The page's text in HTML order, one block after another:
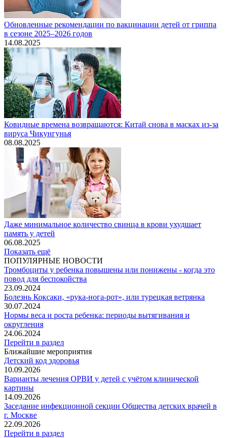
Обновленные рекомендации по вакцинации детей от гриппа
в сезоне 2025–2026 годов
14.08.2025
Ковидные времена возвращаются: Китай снова в масках из-за
вируса Чикунгунья
08.08.2025
Даже минимальное количество свинца в крови ухудшает
память у детей
06.08.2025
Показать ещё
ПОПУЛЯРНЫЕ НОВОСТИ
Тромбоциты у ребенка повышены или понижены - когда это
повод для беспокойства
23.09.2024
Болезнь Коксаки, «рука-нога-рот», или турецкая ветрянка
30.07.2024
Нормы веса и роста ребенка: периоды вытягивания и
округления
24.06.2024
Перейти в раздел
Ближайшие мероприятия
Детский код здоровья
10.09.2026
Варианты лечения ОРВИ у детей с учётом клинической
картины
14.09.2026
Заседание инфекционной секции Общества детских врачей в
г. Москве
22.09.2026
Перейти в раздел